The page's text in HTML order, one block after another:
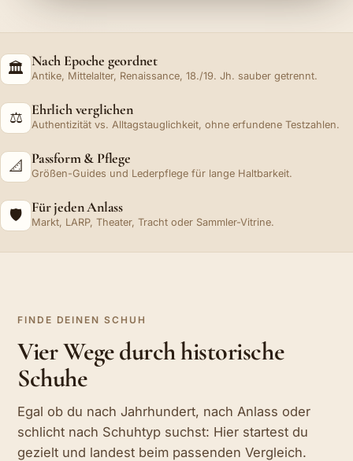
🏛️ Nach Epoche geordnet
Antike, Mittelalter, Renaissance, 18./19. Jh. sauber getrennt.
⚖️ Ehrlich verglichen
Authentizität vs. Alltagstauglichkeit, ohne erfundene Testzahlen.
📐 Passform & Pflege
Größen-Guides und Lederpflege für lange Haltbarkeit.
🛡️ Für jeden Anlass
Markt, LARP, Theater, Tracht oder Sammler-Vitrine.
FINDE DEINEN SCHUH
Vier Wege durch historische
Schuhe
Egal ob du nach Jahrhundert, nach Anlass oder
schlicht nach Schuhtyp suchst: Hier startest du
gezielt und landest beim passenden Vergleich.